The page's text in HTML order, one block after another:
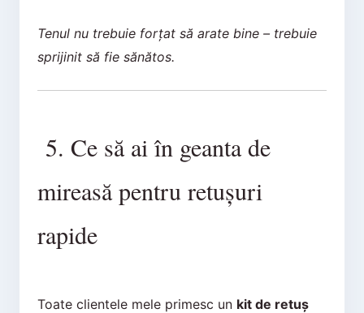
Tenul nu trebuie forțat să arate bine – trebuie
sprijinit să fie sănătos.
5. Ce să ai în geanta de
mireasă pentru retușuri
rapide
Toate clientele mele primesc un kit de retuș